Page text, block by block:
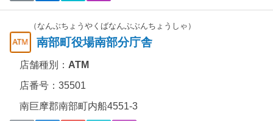
（なんぶちょうやくばなんぶぶんちょうしゃ）
南部町役場南部分庁舎
店舗種別： ATM
店番号：35501
南巨摩郡南部町内船4551-3